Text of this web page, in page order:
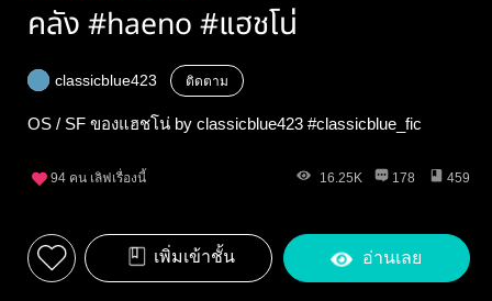
คลัง #haeno #แฮชโน่
classicblue423 ติดตาม
OS / SF ของแฮชโน่ by classicblue423 #classicblue_fic
94 คน เลิฟเรื่องนี้ 16.25K 178 459
เพิ่มเข้าชั้น อ่านเลย